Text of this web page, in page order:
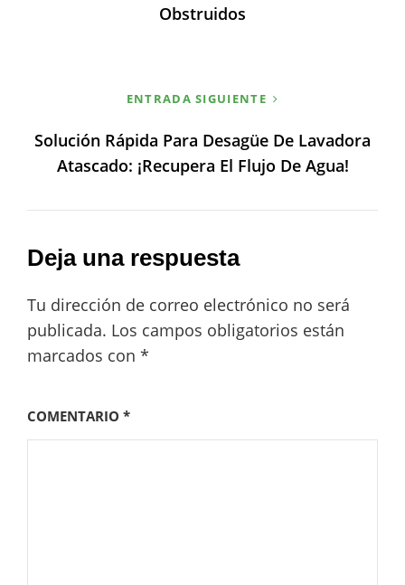
Obstruidos
ENTRADA SIGUIENTE
Solución Rápida Para Desagüe De Lavadora
Atascado: ¡Recupera El Flujo De Agua!
Deja una respuesta
Tu dirección de correo electrónico no será
publicada. Los campos obligatorios están
marcados con *
COMENTARIO *